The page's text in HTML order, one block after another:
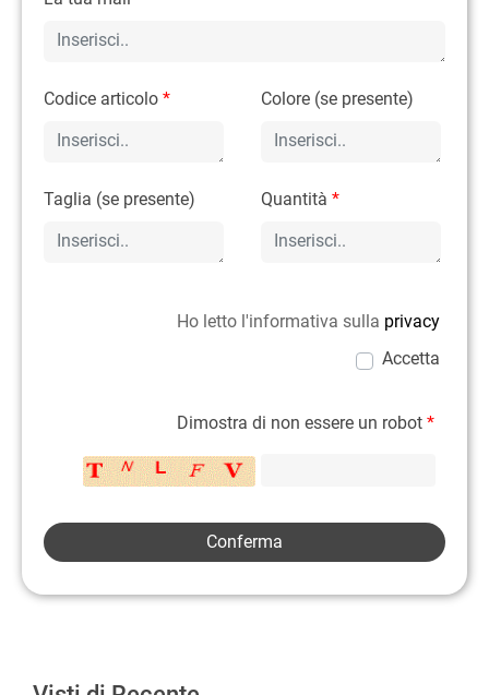
Codice articolo * Colore (se presente)
Taglia (se presente) Quantità*
Ho letto l'informativa sulla privacy
Accetta
Dimostra di non essere un robot *